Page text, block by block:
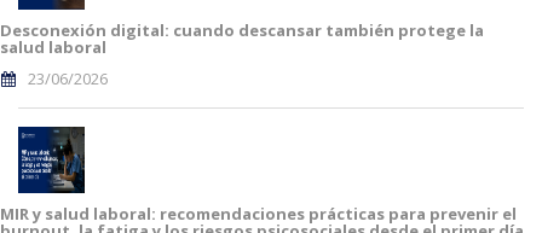
Desconexión digital: cuando descansar también protege la
salud laboral
23/06/2026
MIR y salud laboral: recomendaciones prácticas para prevenir el